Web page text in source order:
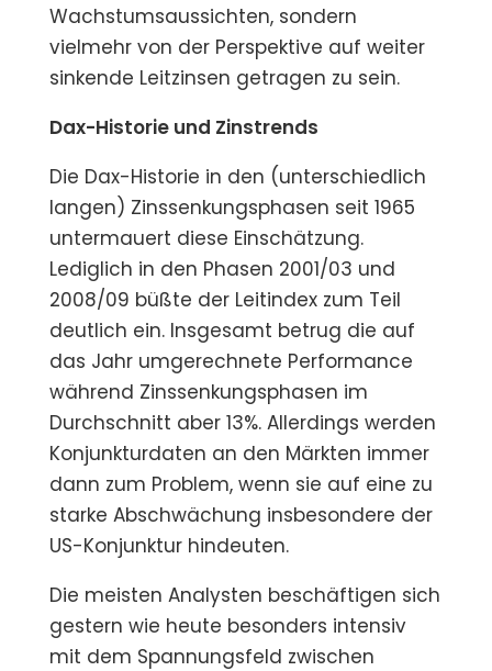
Wachstumsaussichten, sondern
vielmehr von der Perspektive auf weiter
sinkende Leitzinsen getragen zu sein.
Dax-Historie und Zinstrends
Die Dax-Historie in den (unterschiedlich
langen) Zinssenkungsphasen seit 1965
untermauert diese Einschätzung.
Lediglich in den Phasen 2001/03 und
2008/09 büßte der Leitindex zum Teil
deutlich ein. Insgesamt betrug die auf
das Jahr umgerechnete Performance
während Zinssenkungsphasen im
Durchschnitt aber 13%. Allerdings werden
Konjunkturdaten an den Märkten immer
dann zum Problem, wenn sie auf eine zu
starke Abschwächung insbesondere der
US-Konjunktur hindeuten.
Die meisten Analysten beschäftigen sich
gestern wie heute besonders intensiv
mit dem Spannungsfeld zwischen